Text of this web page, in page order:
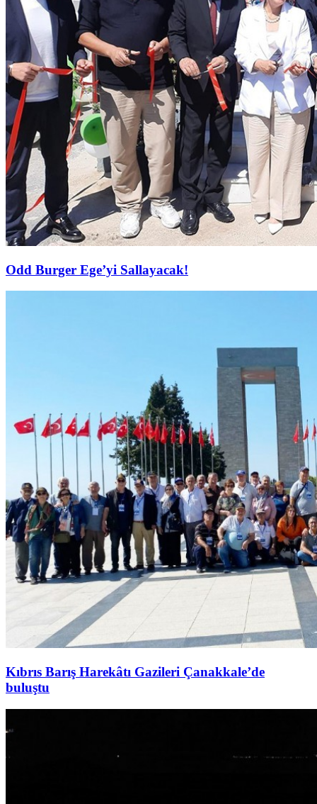
Odd Burger Ege’yi Sallayacak!
Kıbrıs Barış Harekâtı Gazileri Çanakkale’de
buluştu